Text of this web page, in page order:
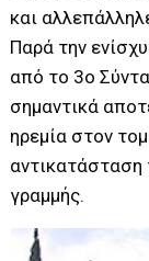
και
Παρά την
από το 3ο
σημαντικά
ηρεμία στον
γραμμής.